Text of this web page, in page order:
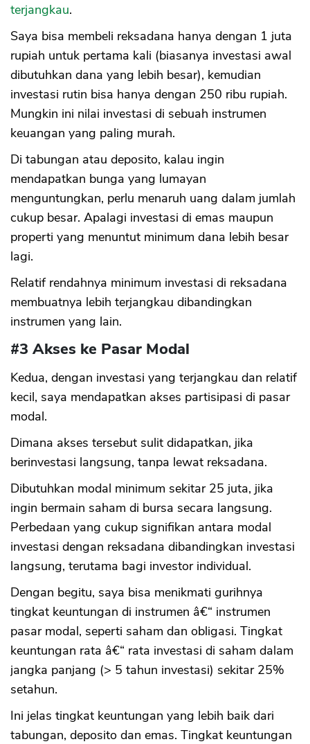
terjangkau.
Saya bisa membeli reksadana hanya dengan 1 juta
rupiah untuk pertama kali (biasanya investasi awal
dibutuhkan dana yang lebih besar), kemudian
investasi rutin bisa hanya dengan 250 ribu rupiah.
Mungkin ini nilai investasi di sebuah instrumen
keuangan yang paling murah.
Di tabungan atau deposito, kalau ingin
mendapatkan bunga yang lumayan
menguntungkan, perlu menaruh uang dalam jumlah
cukup besar. Apalagi investasi di emas maupun
properti yang menuntut minimum dana lebih besar
lagi.
Relatif rendahnya minimum investasi di reksadana
membuatnya lebih terjangkau dibandingkan
instrumen yang lain.
#3 Akses ke Pasar Modal
Kedua, dengan investasi yang terjangkau dan relatif
kecil, saya mendapatkan akses partisipasi di pasar
modal.
Dimana akses tersebut sulit didapatkan, jika
berinvestasi langsung, tanpa lewat reksadana.
Dibutuhkan modal minimum sekitar 25 juta, jika
ingin bermain saham di bursa secara langsung.
Perbedaan yang cukup signifikan antara modal
investasi dengan reksadana dibandingkan investasi
langsung, terutama bagi investor individual.
Dengan begitu, saya bisa menikmati gurihnya
tingkat keuntungan di instrumen â€“ instrumen
pasar modal, seperti saham dan obligasi. Tingkat
keuntungan rata â€“ rata investasi di saham dalam
jangka panjang (> 5 tahun investasi) sekitar 25%
setahun.
Ini jelas tingkat keuntungan yang lebih baik dari
tabungan, deposito dan emas. Tingkat keuntungan